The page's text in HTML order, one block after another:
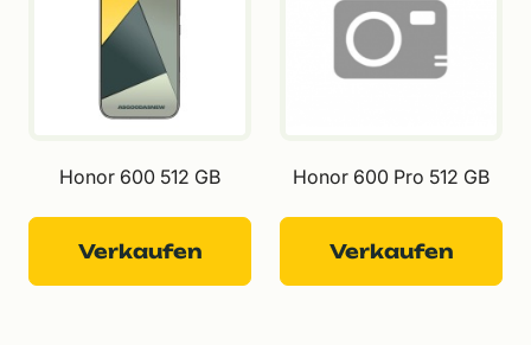
Honor 600 512 GB
Verkaufen
Honor 600 Pro 512 GB
Verkaufen